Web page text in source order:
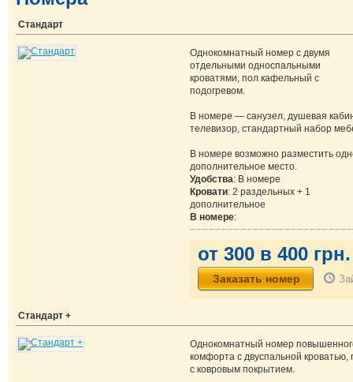
Стандарт
Однокомнатный номер с двумя
отдельными односпальными
кроватями, пол кафельный с
подогревом.
В номере — санузел, душевая
телевизор, стандартный набор
В номере возможно разместить
дополнительное место.
Удобства: В номере
Кровати: 2 раздельных + 1
дополнительное
В номере:
от 300 в 400 грн.
Стандарт +
Однокомнатный номер
комфорта с двуспальной кроватью,
с ковровым покрытием.